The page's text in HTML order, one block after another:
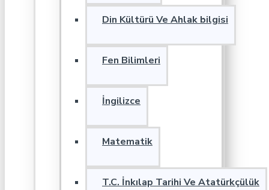
Din Kültürü Ve Ahlak bilgisi
Fen Bilimleri
İngilizce
Matematik
T.C. İnkılap Tarihi Ve Atatürkçülük